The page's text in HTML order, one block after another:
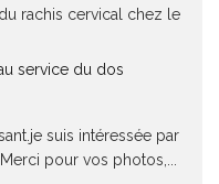
rachis cervical chez le
service du dos
suis intéressée par
pour vos photos,...